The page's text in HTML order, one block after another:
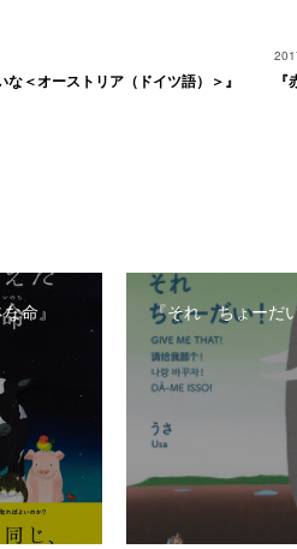
な＜オーストリア（ドイツ語）＞』
命』 『それ ちょーだい